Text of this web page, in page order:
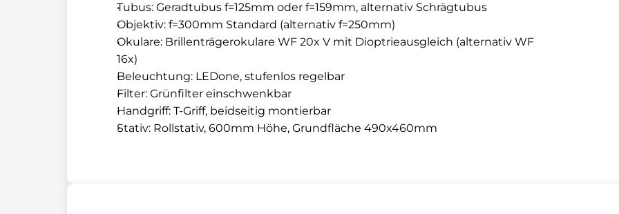
Tubus: Geradtubus f=125mm oder f=159mm, alternativ Schrägtubus
Objektiv: f=300mm Standard (alternativ f=250mm)
Okulare: Brillenträgerokulare WF 20x V mit Dioptrieausgleich (alternativ WF
16x)
Beleuchtung: LEDone, stufenlos regelbar
Filter: Grünfilter einschwenkbar
Handgriff: T-Griff, beidseitig montierbar
Stativ: Rollstativ, 600mm Höhe, Grundfläche 490x460mm